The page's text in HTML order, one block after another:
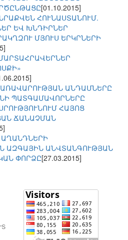
[01.10.2015]
ՀՈՒՆԱՍՏԱՆՈՒՄ.
ԵՎ ԽՆԴԻՐՆԵՐ
ՄՅՈՒՍ ԵՐԿՐՆԵՐԻ
ԱՆԴԱՄՆԵՐԸ
ՊԱՏԳԱՄԱՎՈՐՆԵՐԸ
ՀԱՅՈՑ
ՃԱՆԱՉՄԱՆ
ԱԶԳԱՅԻՆ ԱՆՎՏԱՆԳՈՒԹՅԱՆ
ՓՈՐՁԸ[27.03.2015]